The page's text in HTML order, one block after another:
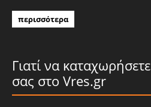
περισσότερα
Γιατί να
σας στο Vres.gr